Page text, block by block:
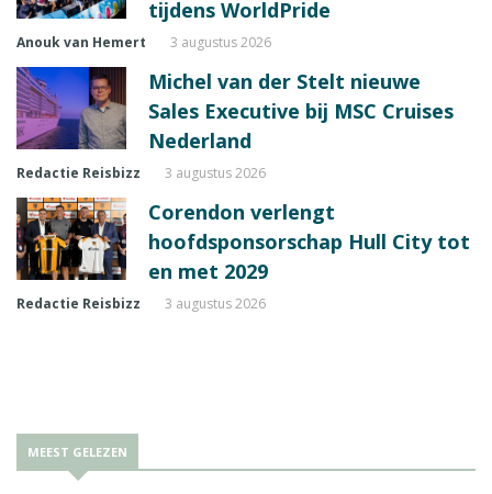
tijdens WorldPride
Anouk van Hemert 3 augustus 2026
Michel van der Stelt nieuwe
Sales Executive bij MSC Cruises
Nederland
Redactie Reisbizz 3 augustus 2026
Corendon verlengt
hoofdsponsorschap Hull City tot
en met 2029
Redactie Reisbizz 3 augustus 2026
MEEST GELEZEN